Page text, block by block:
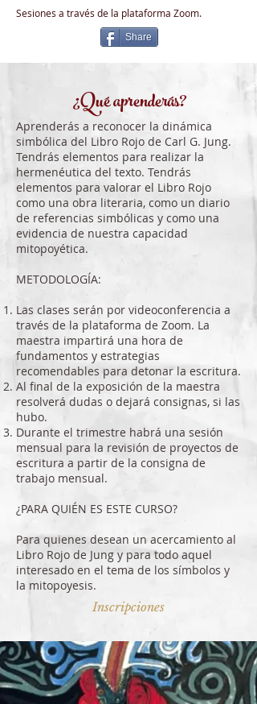
Sesiones a través de la plataforma Zoom.
Share
¿Qué aprenderás?
Aprenderás a reconocer la dinámica
simbólica del Libro Rojo de Carl G. Jung.
Tendrás elementos para realizar la
hermenéutica del texto. Tendrás
elementos para valorar el Libro Rojo
como una obra literaria, como un diario
de referencias simbólicas y como una
evidencia de nuestra capacidad
mitopoyética.
METODOLOGÍA:
Las clases serán por videoconferencia a
través de la plataforma de Zoom. La
maestra impartirá una hora de
fundamentos y estrategias
recomendables para detonar la escritura.
Al final de la exposición de la maestra
resolverá dudas o dejará consignas, si las
hubo.
Durante el trimestre habrá una sesión
mensual para la revisión de proyectos de
escritura a partir de la consigna de
trabajo mensual.
¿PARA QUIÉN ES ESTE CURSO?
Para quienes desean un acercamiento al
Libro Rojo de Jung y para todo aquel
interesado en el tema de los símbolos y
la mitopoyesis.
Inscripciones